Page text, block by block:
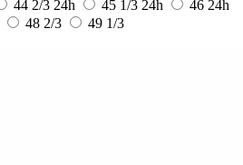
44 2/3 24h 45 1/3 24h 46 24h
48 2/3
49 1/3